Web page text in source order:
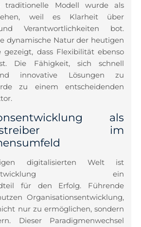
traditionelle Modell wurde als
weil es Klarheit über
Verantwortlichkeiten bot.
dynamische Natur der heutigen
gezeigt, dass Flexibilität ebenso
Die Fähigkeit, sich schnell
innovative Lösungen zu
zu einem entscheidenden
als
im
digitalisierten Welt ist
ein
für den Erfolg. Führende
Organisationsentwicklung,
nur zu ermöglichen, sondern
Dieser Paradigmenwechsel